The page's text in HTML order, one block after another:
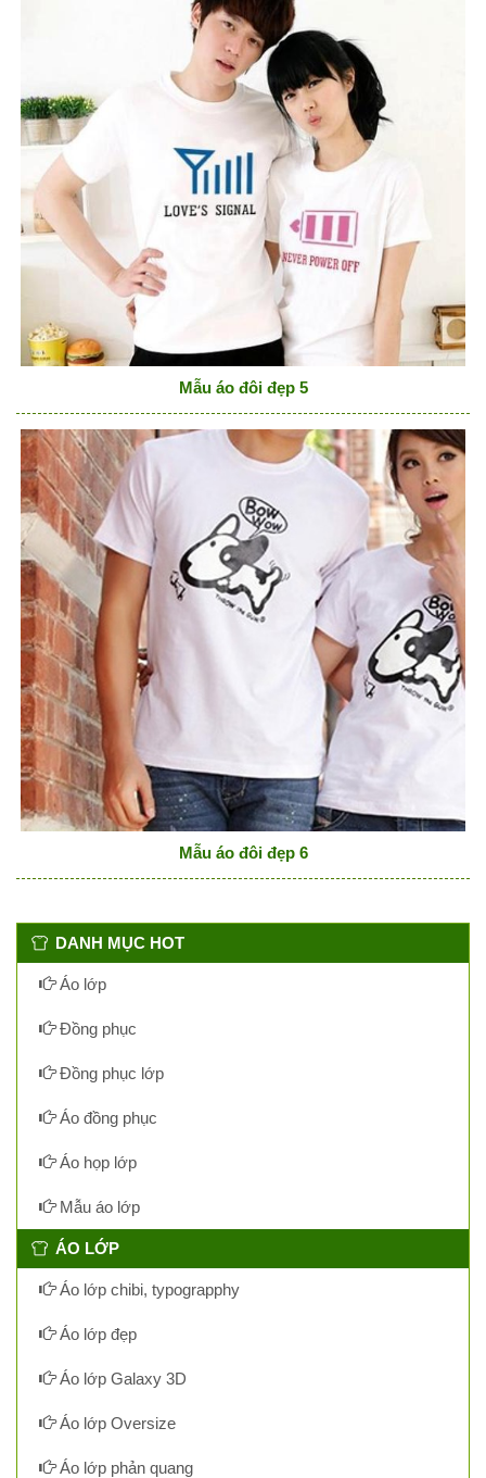
Mẫu áo đôi đẹp 5
Mẫu áo đôi đẹp 6
DANH MỤC HOT
Áo lớp
Đồng phục
Đồng phục lớp
Áo đồng phục
Áo họp lớp
Mẫu áo lớp
ÁO LỚP
Áo lớp chibi, typograpphy
Áo lớp đẹp
Áo lớp Galaxy 3D
Áo lớp Oversize
Áo lớp phản quang